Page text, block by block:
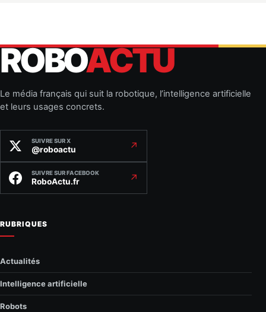
ROBOACTU
Le média français qui suit la robotique, l’intelligence artificielle
et leurs usages concrets.
SUIVRE SUR X
@roboactu ↗
SUIVRE SUR FACEBOOK
RoboActu.fr ↗
RUBRIQUES
Actualités
Intelligence artificielle
Robots